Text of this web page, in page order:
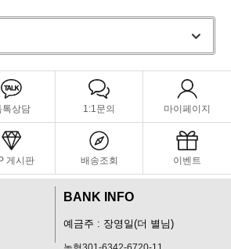
톡상담 1:1문의 마이페이지
게시판 배송조회 이벤트
BANK INFO
예금주 : 장영일(더 별님)